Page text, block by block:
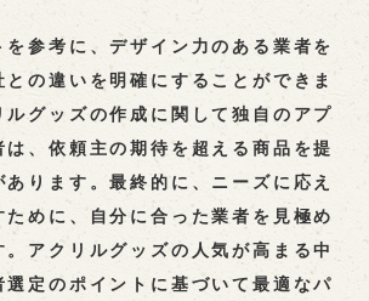
を参考に、デザイン力のある業者を
の違いを明確にすることができま
ルグッズの作成に関して独自のアプ
は、依頼主の期待を超える商品を提
ります。最終的に、ニーズに応え
ために、自分に合った業者を見極め
。アクリルグッズの人気が高まる中
選定のポイントに基づいて最適なパ